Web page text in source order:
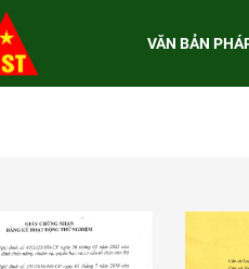
VĂN BẢN